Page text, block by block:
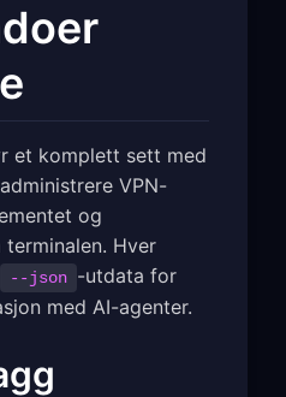
et komplett sett med
VPN-
og
Hver
--json -utdata for
med AI-agenter.